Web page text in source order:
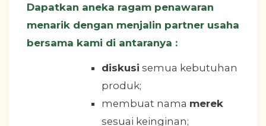
Dapatkan aneka ragam penawaran
menarik dengan menjalin partner usaha
bersama kami di antaranya :
diskusi semua kebutuhan
produk;
membuat nama merek
sesuai keinginan;